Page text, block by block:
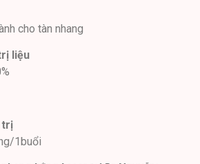
cho tàn nhang
liệu
trị
1buổi